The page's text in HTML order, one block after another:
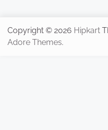
Copyright © 2026 Hipkart
Adore Themes.